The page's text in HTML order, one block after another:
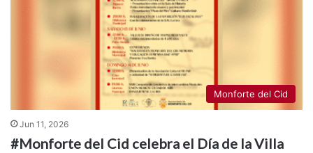
Monforte del Cid
Jun 11, 2026
#Monforte del Cid celebra el Día de la Villa